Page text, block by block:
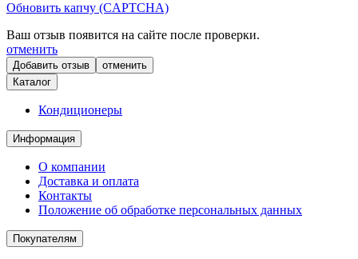
Обновить капчу (CAPTCHA)
Ваш отзыв появится на сайте после проверки.
отменить
отменить
Каталог
Кондиционеры
Информация
О компании
Доставка и оплата
Контакты
Положение об обработке персональных данных
Покупателям